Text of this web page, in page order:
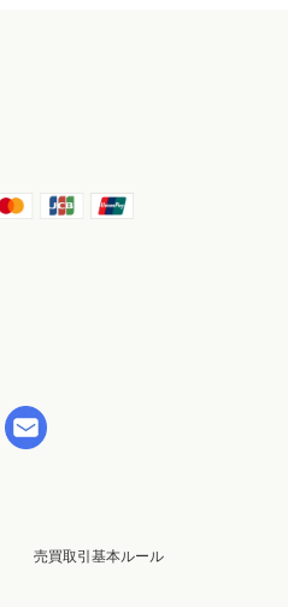
売買取引基本ルール